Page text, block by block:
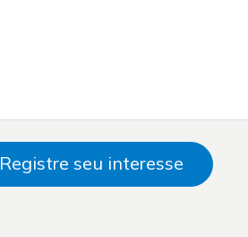
Registre seu interesse